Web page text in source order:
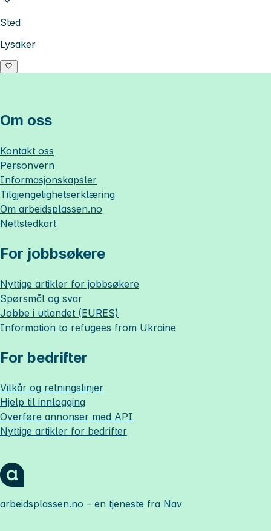
Sted
Lysaker
Om oss
Kontakt oss
Personvern
Informasjonskapsler
Tilgjengelighetserklæring
Om arbeidsplassen.no
Nettstedkart
For jobbsøkere
Nyttige artikler for jobbsøkere
Spørsmål og svar
Jobbe i utlandet (EURES)
Information to refugees from Ukraine
For bedrifter
Vilkår og retningslinjer
Hjelp til innlogging
Overføre annonser med API
Nyttige artikler for bedrifter
arbeidsplassen.no – en tjeneste fra Nav